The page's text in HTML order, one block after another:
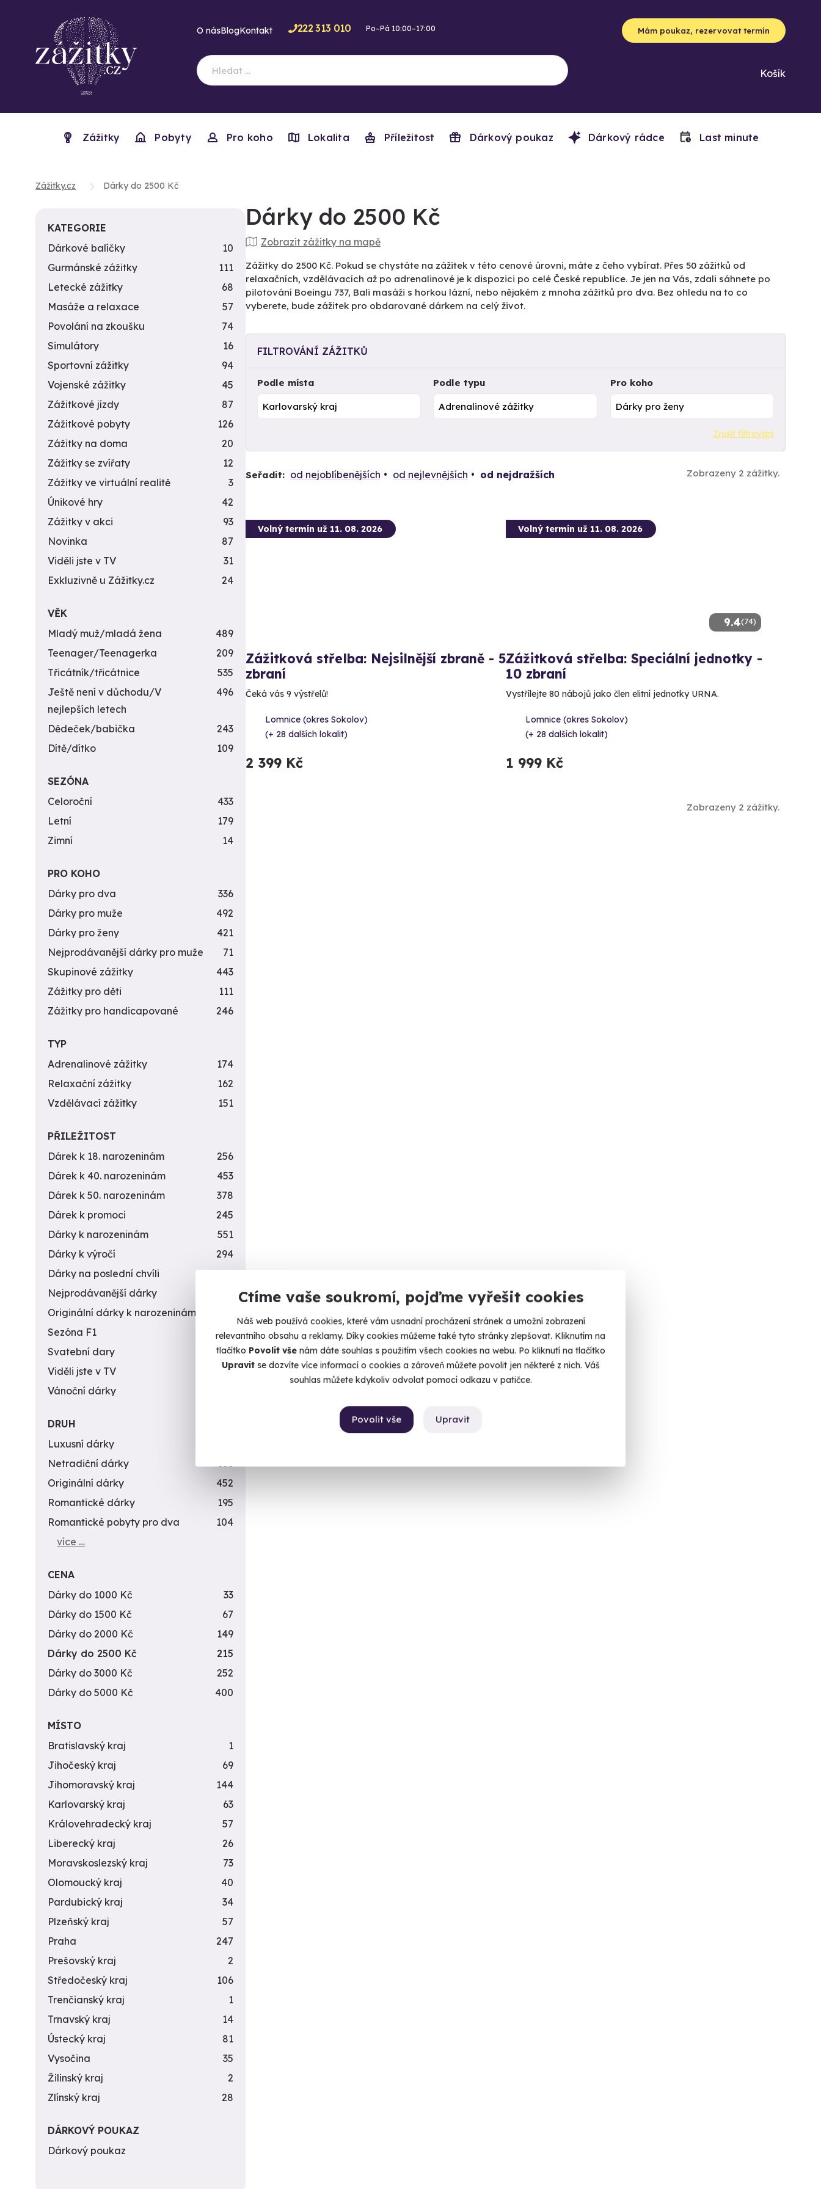
Ctíme vaše soukromí, pojďme vyřešit cookies
Náš web používá cookies, které vám usnadní procházení stránek a umožní zobrazení
relevantního obsahu a reklamy. Díky cookies můžeme také tyto stránky zlepšovat. Kliknutím na
tlačítko Povolit vše nám dáte souhlas s použitím všech cookies na webu. Po kliknutí na tlačítko
Upravitse dozvíte více informací o cookies a zároveň můžete povolit jen některé z nich. Váš
souhlas můžete kdykoliv odvolat pomocí odkazu v patičce.
Upravit
Povolit vše
O násBlogKontakt 222 313 010 Po–Pá 10:00–17:00 Mám poukaz, rezervovat termín
Košík
Zážitky Pobyty Pro koho Lokalita Příležitost Dárkový poukaz Dárkový rádce Last minute
Zážitky.cz Dárky do 2500 Kč
Dárky do 2500 Kč
Zobrazit zážitky na mapě
Zážitky do 2500 Kč. Pokud se chystáte na zážitek v této cenové úrovni, máte z čeho vybírat. Přes 50 zážitků od
relaxačních, vzdělávacích až po adrenalinové je k dispozici po celé České republice. Je jen na Vás, zdali sáhnete po
pilotování Boeingu 737, Bali masáži s horkou lázní, nebo nějakém z mnoha zážitků pro dva. Bez ohledu na to co
vyberete, bude zážitek pro obdarované dárkem na celý život.
FILTROVÁNÍ ZÁŽITKŮ
Podle místa Podle typu Pro koho
Zrušit filtrování
Seřadit: od nejoblíbenějších od nejlevnějších od nejdražších Zobrazeny 2 zážitky.
Volný termín už 11. 08. 2026
Zážitková střelba: Nejsilnější zbraně - 5
zbraní
Čeká vás 9 výstřelů!
Lomnice (okres Sokolov)
(+ 28 dalších lokalit)
2 399 Kč
9.4(74)
Volný termín už 11. 08. 2026
Zážitková střelba: Speciální jednotky -
10 zbraní
Vystřílejte 80 nábojů jako člen elitní jednotky URNA.
Lomnice (okres Sokolov)
(+ 28 dalších lokalit)
1 999 Kč
Zobrazeny 2 zážitky.
KATEGORIE
Dárkové balíčky
10
Gurmánské zážitky
111
Letecké zážitky
68
Masáže a relaxace
57
Povolání na zkoušku
74
Simulátory
16
Sportovní zážitky
94
Vojenské zážitky
45
Zážitkové jízdy
87
Zážitkové pobyty
126
Zážitky na doma
20
Zážitky se zvířaty
12
Zážitky ve virtuální realitě
3
Únikové hry
42
Zážitky v akci
93
Novinka
87
Viděli jste v TV
31
Exkluzivně u Zážitky.cz
24
VĚK
Mladý muž/mladá žena
489
Teenager/Teenagerka
209
Třicátník/třicátnice
535
Ještě není v důchodu/V
nejlepších letech
496
Dědeček/babička
243
Dítě/dítko
109
SEZÓNA
Celoroční
433
Letní
179
Zimní
14
PRO KOHO
Dárky pro dva
336
Dárky pro muže
492
Dárky pro ženy
421
Nejprodávanější dárky pro muže
71
Skupinové zážitky
443
Zážitky pro děti
111
Zážitky pro handicapované
246
TYP
Adrenalinové zážitky
174
Relaxační zážitky
162
Vzdělávací zážitky
151
PŘILEŽITOST
Dárek k 18. narozeninám
256
Dárek k 40. narozeninám
453
Dárek k 50. narozeninám
378
Dárek k promoci
245
Dárky k narozeninám
551
Dárky k výročí
294
Dárky na poslední chvíli
450
Nejprodávanější dárky
Originální dárky k narozeninám
Sezóna F1
4
Svatební dary
196
Viděli jste v TV
31
Vánoční dárky
DRUH
Luxusní dárky
Netradiční dárky
353
Originální dárky
452
Romantické dárky
195
Romantické pobyty pro dva
104
více …
CENA
Dárky do 1000 Kč
33
Dárky do 1500 Kč
67
Dárky do 2000 Kč
149
Dárky do 2500 Kč
215
Dárky do 3000 Kč
252
Dárky do 5000 Kč
400
MÍSTO
Bratislavský kraj
1
Jihočeský kraj
69
Jihomoravský kraj
144
Karlovarský kraj
63
Královehradecký kraj
57
Liberecký kraj
26
Moravskoslezský kraj
73
Olomoucký kraj
40
Pardubický kraj
34
Plzeňský kraj
57
Praha
247
Prešovský kraj
2
Středočeský kraj
106
Trenčianský kraj
1
Trnavský kraj
14
Ústecký kraj
81
Vysočina
35
Žilinský kraj
2
Zlínský kraj
28
DÁRKOVÝ POUKAZ
Dárkový poukaz